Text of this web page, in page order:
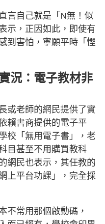
言自己就是「N無！似
示，正因如此，即使有
到害怕，寧願平時「慳
況：電子教材非
或老師的網民提供了實
賴書商提供的電子平
校「無用電子書」，老
目甚至不用購買教科
網民也表示，其任教的
上平台功課」，完全採
不常用那個啟動碼，